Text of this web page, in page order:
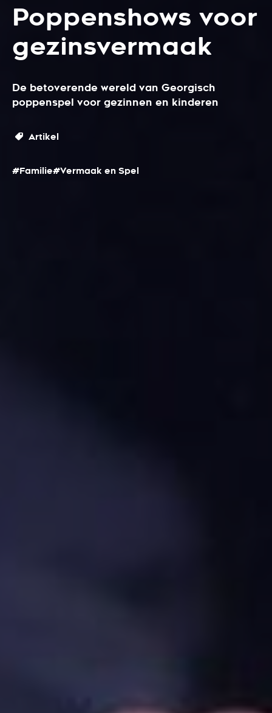
Poppenshows voor
gezinsvermaak
De betoverende wereld van Georgisch
poppenspel voor gezinnen en kinderen
Artikel
#Familie#Vermaak en Spel